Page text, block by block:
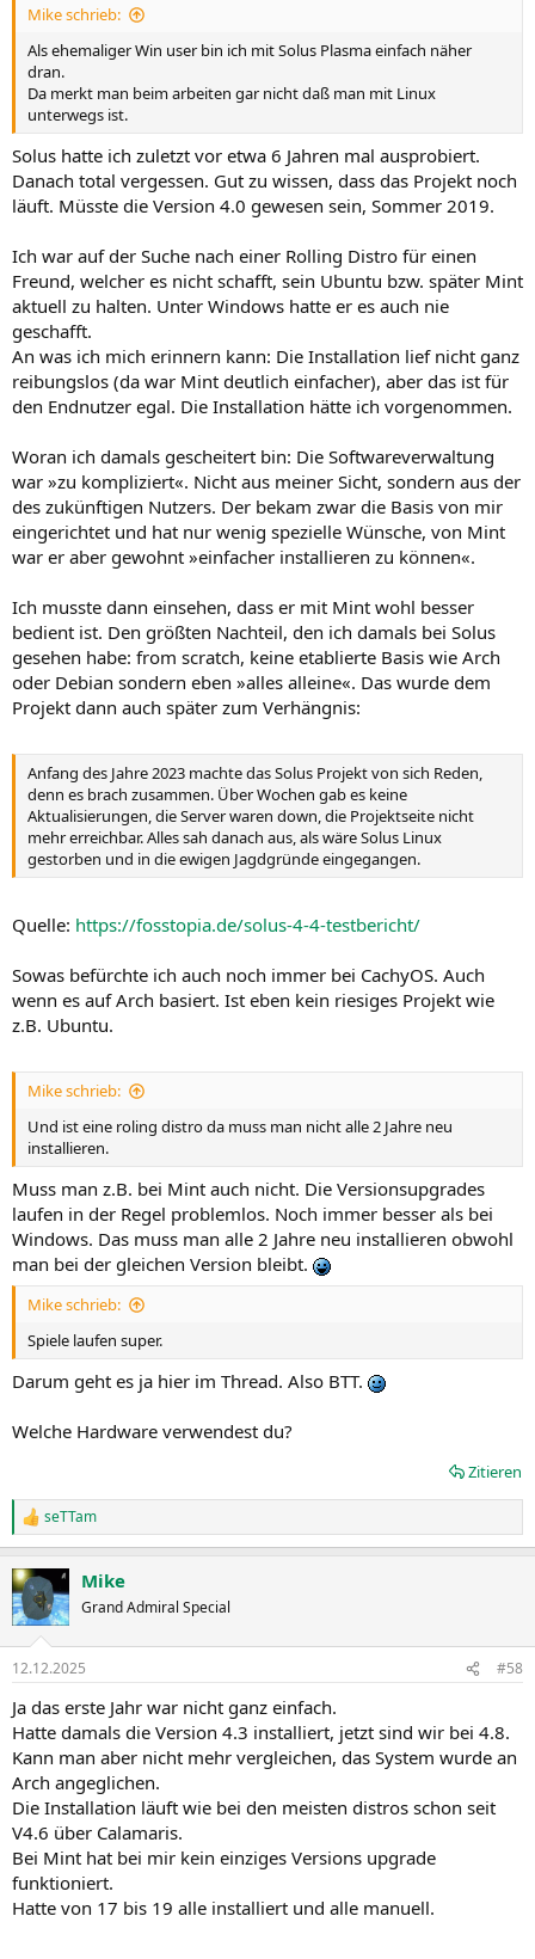
Mike schrieb:
Als ehemaliger Win user bin ich mit Solus Plasma einfach näher
dran.
Da merkt man beim arbeiten gar nicht daß man mit Linux
unterwegs ist.
Solus hatte ich zuletzt vor etwa 6 Jahren mal ausprobiert.
Danach total vergessen. Gut zu wissen, dass das Projekt noch
läuft. Müsste die Version 4.0 gewesen sein, Sommer 2019.
Ich war auf der Suche nach einer Rolling Distro für einen
Freund, welcher es nicht schafft, sein Ubuntu bzw. später Mint
aktuell zu halten. Unter Windows hatte er es auch nie
geschafft.
An was ich mich erinnern kann: Die Installation lief nicht ganz
reibungslos (da war Mint deutlich einfacher), aber das ist für
den Endnutzer egal. Die Installation hätte ich vorgenommen.
Woran ich damals gescheitert bin: Die Softwareverwaltung
war »zu kompliziert«. Nicht aus meiner Sicht, sondern aus der
des zukünftigen Nutzers. Der bekam zwar die Basis von mir
eingerichtet und hat nur wenig spezielle Wünsche, von Mint
war er aber gewohnt »einfacher installieren zu können«.
Ich musste dann einsehen, dass er mit Mint wohl besser
bedient ist. Den größten Nachteil, den ich damals bei Solus
gesehen habe: from scratch, keine etablierte Basis wie Arch
oder Debian sondern eben »alles alleine«. Das wurde dem
Projekt dann auch später zum Verhängnis:
Anfang des Jahre 2023 machte das Solus Projekt von sich Reden,
denn es brach zusammen. Über Wochen gab es keine
Aktualisierungen, die Server waren down, die Projektseite nicht
mehr erreichbar. Alles sah danach aus, als wäre Solus Linux
gestorben und in die ewigen Jagdgründe eingegangen.
Quelle: https://fosstopia.de/solus-4-4-testbericht/
Sowas befürchte ich auch noch immer bei CachyOS. Auch
wenn es auf Arch basiert. Ist eben kein riesiges Projekt wie
z.B. Ubuntu.
Mike schrieb:
Und ist eine roling distro da muss man nicht alle 2 Jahre neu
installieren.
Muss man z.B. bei Mint auch nicht. Die Versionsupgrades
laufen in der Regel problemlos. Noch immer besser als bei
Windows. Das muss man alle 2 Jahre neu installieren obwohl
man bei der gleichen Version bleibt.
Mike schrieb:
Spiele laufen super.
Darum geht es ja hier im Thread. Also BTT.
Welche Hardware verwendest du?
Zitieren
R
e
k
t
i
e
:
seTTam
Mike
Grand Admiral Special
12.12.2025 #58
Ja das erste Jahr war nicht ganz einfach.
Hatte damals die Version 4.3 installiert, jetzt sind wir bei 4.8.
Kann man aber nicht mehr vergleichen, das System wurde an
Arch angeglichen.
Die Installation läuft wie bei den meisten distros schon seit
V4.6 über Calamaris.
Bei Mint hat bei mir kein einziges Versions upgrade
funktioniert.
Hatte von 17 bis 19 alle installiert und alle manuell.